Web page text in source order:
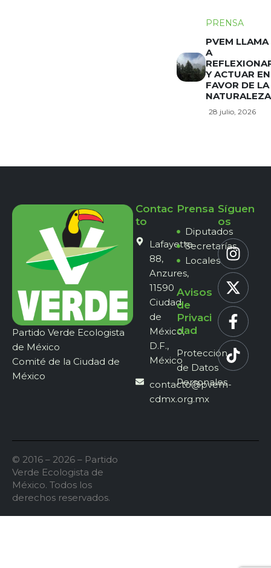
PRENSA
PVEM LLAMA
A
Y ACTUAR EN
FAVOR DE LA
NATURALEZA
28 julio, 2026
Partido Verde Ecologista
de México
Comité de la Ciudad de
México
Contac
to
Lafayette
88,
Anzures,
11590
Ciudad
de
México,
D.F.,
México
contacto@pvem-
cdmx.org.mx
Prensa
Diputados
Secretarías
Locales
Avisos
de
Privaci
dad
Protección
de Datos
Personales
Síguen
os
© 2016 – 2026 – Partido
Verde Ecologista de
México. Todos los
derechos reservados.